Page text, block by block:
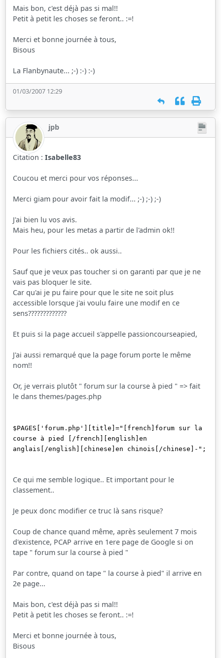
Mais bon, c'est déjà pas si mal!!
Petit à petit les choses se feront.. :=!
Merci et bonne journée à tous,
Bisous
La Flanbynaute... ;-) :-) :-)
01/03/2007 12:29
jpb
Citation :Isabelle83
Coucou et merci pour vos réponses...
Merci giam pour avoir fait la modif... ;-) ;-) ;-)
J'ai bien lu vos avis.
Mais heu, pour les metas a partir de l'admin ok!!
Pour les fichiers cités.. ok aussi..
Sauf que je veux pas toucher si on garanti par que je ne
vais pas bloquer le site.
Car qu'ai je pu faire pour que le site ne soit plus
accessible lorsque j'ai voulu faire une modif en ce
sens?????????????
Et puis si la page accueil s'appelle passioncourseapied,
J'ai aussi remarqué que la page forum porte le même
nom!!
Or, je verrais plutôt " forum sur la course à pied "=> fait
le dans themes/pages.php
$PAGES['forum.php'][title]="[french]forum sur la
course à pied [/french][english]en
anglais[/english][chinese]en chinois[/chinese]-";
Ce qui me semble logique.. Et important pour le
classement..
Je peux donc modifier ce truc là sans risque?
Coup de chance quand même, après seulement 7 mois
d'existence, PCAP arrive en 1ere page de Google si on
tape " forum sur la course à pied "
Par contre, quand on tape " la course à pied" il arrive en
2e page...
Mais bon, c'est déjà pas si mal!!
Petit à petit les choses se feront.. :=!
Merci et bonne journée à tous,
Bisous